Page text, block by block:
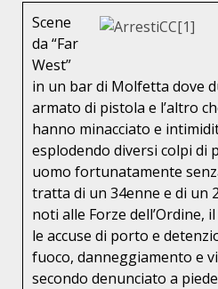
Scene
da “Far
West”
in un bar di Molfetta dove
armato di pistola e l’altro
hanno minacciato e
esplodendo diversi colpi di
uomo fortunatamente
tratta di un 34enne e di un
noti alle Forze dell’Ordine,
le accuse di porto e
fuoco, danneggiamento e
secondo denunciato a